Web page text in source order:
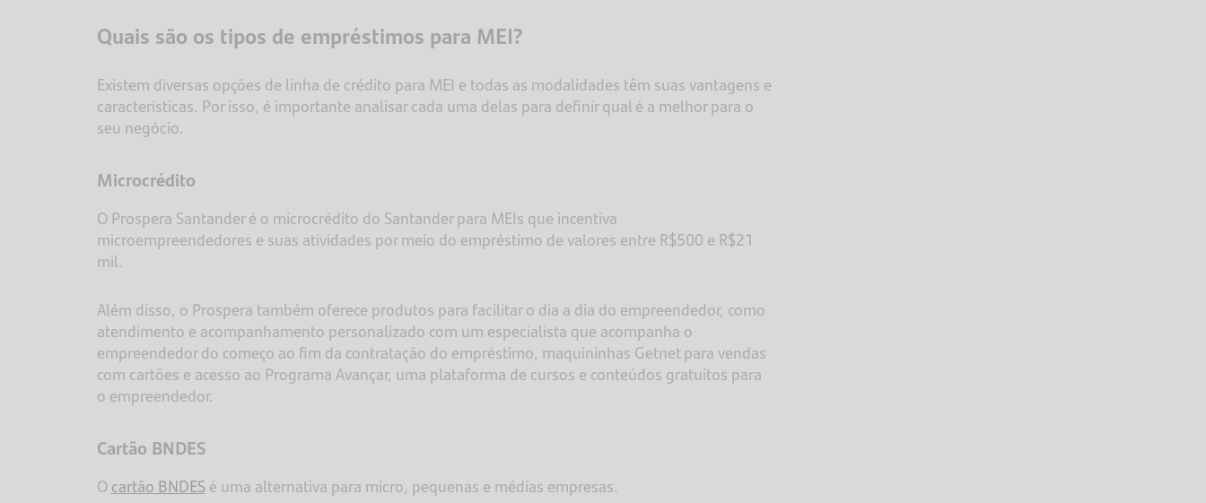
Quais são os tipos de empréstimos para MEI?
Existem diversas opções de linha de crédito para MEI e todas as modalidades têm suas vantagens e
características. Por isso, é importante analisar cada uma delas para definir qual é a melhor para o
seu negócio.
Microcrédito
O Prospera Santander é o microcrédito do Santander para MEIs que incentiva
microempreendedores e suas atividades por meio do empréstimo de valores entre R$500 e R$21
mil.
Além disso, o Prospera também oferece produtos para facilitar o dia a dia do empreendedor, como
atendimento e acompanhamento personalizado com um especialista que acompanha o
empreendedor do começo ao fim da contratação do empréstimo, maquininhas Getnet para vendas
com cartões e acesso ao Programa Avançar, uma plataforma de cursos e conteúdos gratuitos para
o empreendedor.
Cartão BNDES
Ocartão BNDESé uma alternativa para micro, pequenas e médias empresas.